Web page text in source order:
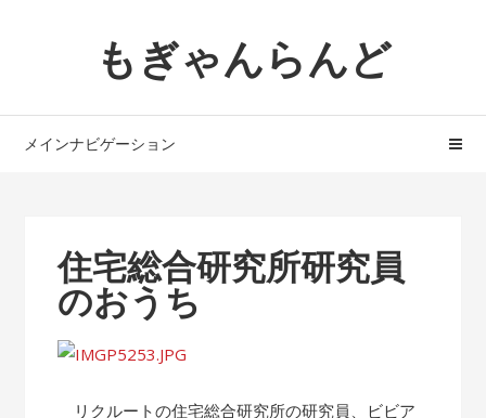
ョ
へ
もぎゃんらんど
メインナビゲーション
住宅総合研究所研究員
のおうち
リクルートの住宅総合研究所の研究員、ビビア